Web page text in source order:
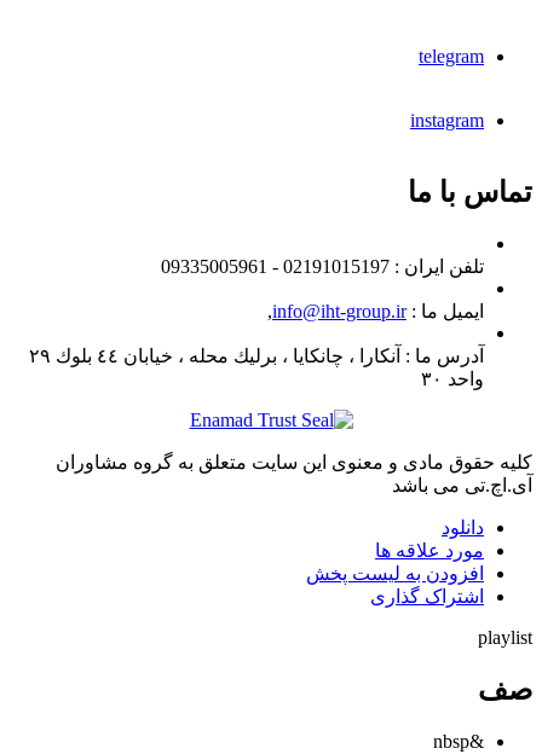
telegram
instagram
تماس با ما
تلفن ايران : 02191015197 - 09335005961
ایمیل ما : info@iht-group.ir
,
آدرس ما :
آنكارا ، چانكايا ، برليك محله ، خيابان ٤٤ بلوك ٢٩
واحد ٣٠
کلیه حقوق مادی و معنوی این سایت متعلق به گروه مشاوران
آی.اچ.تی می باشد
دانلود
مورد علاقه ها
افزودن به لیست پخش
اشتراک گذاری
playlist
صف
&nbsp